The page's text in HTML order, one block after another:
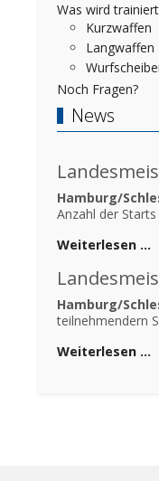
Was wird
Kurzwaffen
Langwaffen
Noch Fragen?
News
Hamburg/
Anzahl der
Weiterlesen …
Hamburg/
teilnehmendern
Weiterlesen …